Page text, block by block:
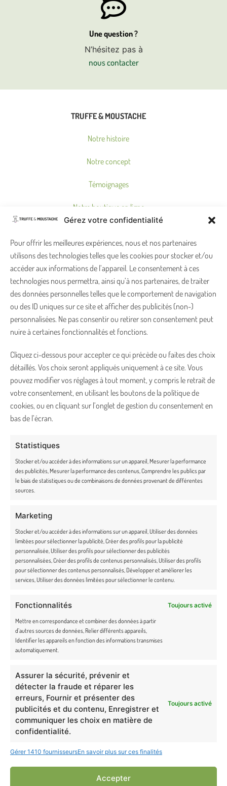
Gérez votre confidentialité
Pour offrir les meilleures expériences, nous et nos partenaires
utilisons des technologies telles que les cookies pour stocker et/ou
accéder aux informations de l’appareil. Le consentement à ces
technologies nous permettra, ainsi qu’à nos partenaires, de traiter
des données personnelles telles que le comportement de navigation
ou des ID uniques sur ce site et afficher des publicités (non-)
personnalisées. Ne pas consentir ou retirer son consentement peut
nuire à certaines fonctionnalités et fonctions.
Cliquez ci-dessous pour accepter ce qui précède ou faites des choix
détaillés. Vos choix seront appliqués uniquement à ce site. Vous
pouvez modifier vos réglages à tout moment, y compris le retrait de
votre consentement, en utilisant les boutons de la politique de
cookies, ou en cliquant sur l’onglet de gestion du consentement en
bas de l’écran.
Statistiques
Stocker et/ou accéder à des informations sur un appareil, Mesurer la performance
des publicités, Mesurer la performance des contenus, Comprendre les publics par
le biais de statistiques ou de combinaisons de données provenant de différentes
sources.
Marketing
Stocker et/ou accéder à des informations sur un appareil, Utiliser des données
limitées pour sélectionner la publicité, Créer des profils pour la publicité
personnalisée, Utiliser des profils pour sélectionner des publicités
personnalisées, Créer des profils de contenus personnalisés, Utiliser des profils
pour sélectionner des contenus personnalisés, Développer et améliorer les
services, Utiliser des données limitées pour sélectionner le contenu.
Fonctionnalités Toujours activé
Mettre en correspondance et combiner des données à partir
d’autres sources de données, Relier différents appareils,
Identifier les appareils en fonction des informations transmises
automatiquement.
Assurer la sécurité, prévenir et
détecter la fraude et réparer les
erreurs, Fournir et présenter des
publicités et du contenu, Enregistrer et
communiquer les choix en matière de
confidentialité.
Toujours activé
Gérer 1410 fournisseursEn savoir plus sur ces finalités
Accepter
Une question ?
N’hésitez pas à
nous contacter
TRUFFE & MOUSTACHE
Notre histoire
Notre concept
Témoignages
Notre boutique en ligne
ON PENSE À VOUS !
Garantie satisfait ou remboursé
Foire aux Questions
Carte cadeau
Fidélité
Rétractation et retours
CONTACT
Lundi – vendredi de 9h30 à 17h30
NEWSLETTER
Rejoignez la famille Truffe & Moustache et bénéficiez d’un code promo
exclusif ! Soyez les premiers à découvrir toutes nos actualités en avant-
En cochant cette case, j’accepte de recevoir la newsletter du site
de Truffe & Moustache.
Newsletter Truffe et Moustache